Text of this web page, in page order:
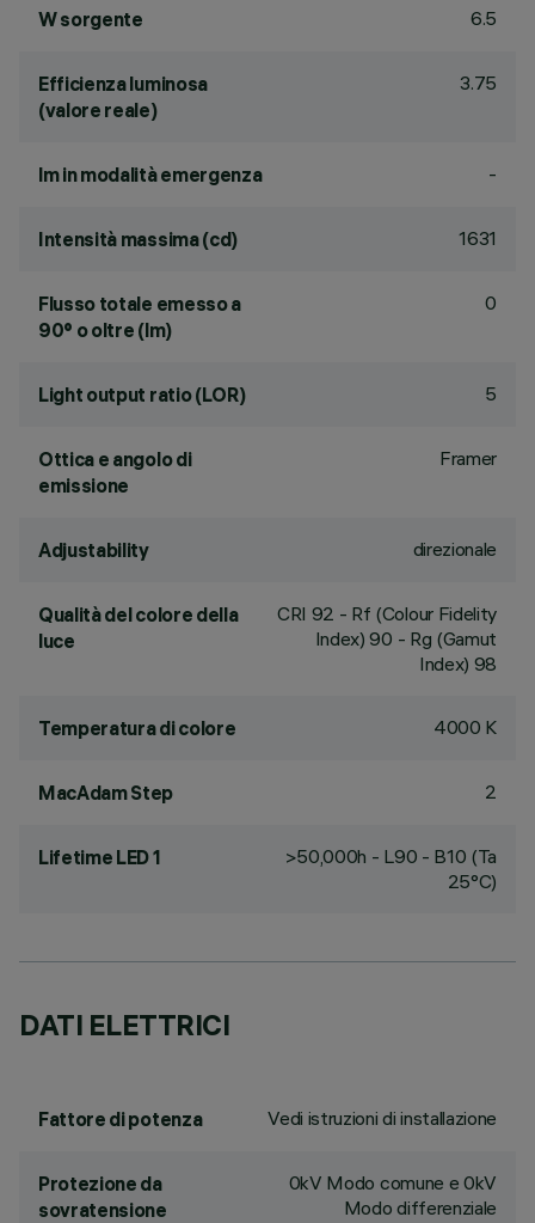
W sorgente 6.5
Efficienza luminosa
(valore reale)
3.75
lm in modalità emergenza -
Intensità massima (cd) 1631
Flusso totale emesso a
90° o oltre (lm)
0
Light output ratio (LOR) 5
Ottica e angolo di
emissione
Framer
Adjustability direzionale
Qualità del colore della
luce
CRI 92 - Rf (Colour Fidelity
Index) 90 - Rg (Gamut
Index) 98
Temperatura di colore 4000 K
MacAdam Step 2
Lifetime LED 1
>50,000h - L90 - B10 (Ta
25°C)
DATI ELETTRICI
Fattore di potenza Vedi istruzioni di installazione
Protezione da
sovratensione
0kV Modo comune e 0kV
Modo differenziale